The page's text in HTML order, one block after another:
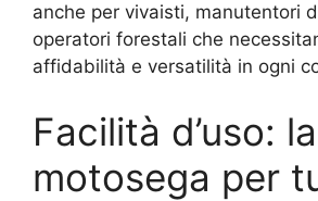
anche per vivaisti, manutentori
operatori forestali che
affidabilità e versatilità in ogni
Facilità d’uso: la
motosega per